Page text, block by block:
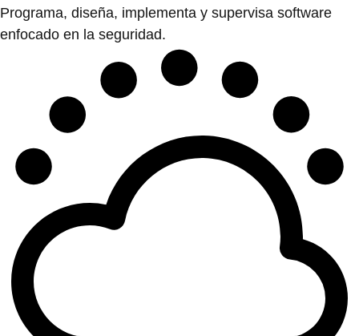
Programa, diseña, implementa y supervisa software
enfocado en la seguridad.